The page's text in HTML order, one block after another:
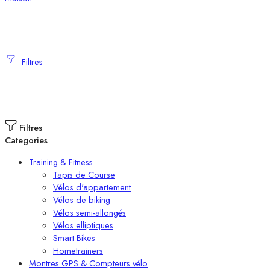
Filtres
Filtres
Categories
Training & Fitness
Tapis de Course
Vélos d'appartement
Vélos de biking
Vélos semi-allongés
Vélos elliptiques
Smart Bikes
Hometrainers
Montres GPS & Compteurs vélo